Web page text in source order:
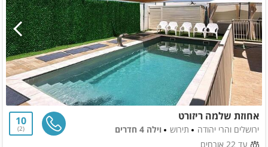
אחוזת שלמה ריזורט
ירושלים והרי יהודה תירוש
וילה 4 חדרים
עד 22 אורחים
10
2